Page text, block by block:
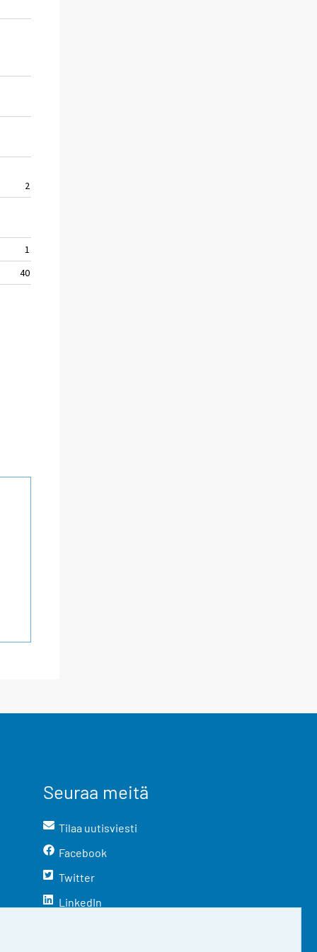
2 466
1 049
40 436
Seuraa meitä
Tilaa uutisviesti
Facebook
Twitter
LinkedIn